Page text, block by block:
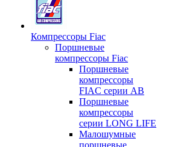
Компрессоры Fiac
Поршневые
компрессоры Fiac
Поршневые
компрессоры
FIAC серии AB
Поршневые
компрессоры
серии LONG LIFE
Малошумные
поршневые